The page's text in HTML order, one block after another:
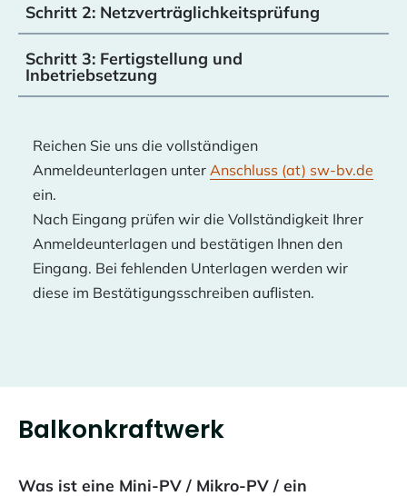
Schritt 2: Netzverträglichkeitsprüfung
Schritt 3: Fertigstellung und
Inbetriebsetzung
Reichen Sie uns die vollständigen
Anmeldeunterlagen unter Anschluss (at) sw-bv.de
ein.
Nach Eingang prüfen wir die Vollständigkeit Ihrer
Anmeldeunterlagen und bestätigen Ihnen den
Eingang. Bei fehlenden Unterlagen werden wir
diese im Bestätigungsschreiben auflisten.
Balkonkraftwerk
Was ist eine Mini-PV / Mikro-PV / ein